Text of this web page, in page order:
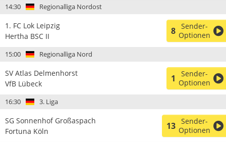
14:30 Regionalliga Nordost
1. FC Lok Leipzig
Hertha BSC II
8 Sender-
Optionen
15:00 Regionalliga Nord
SV Atlas Delmenhorst
VfB Lübeck
1
Sender-
Optionen
16:30 3. Liga
SG Sonnenhof Großaspach
Fortuna Köln
13 Sender-
Optionen